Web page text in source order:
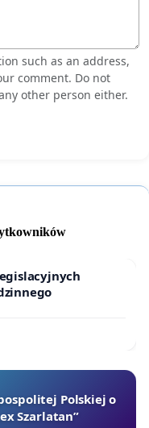
such as an address,
comment. Do not
other person either.
Polskiej o
Szarlatan”